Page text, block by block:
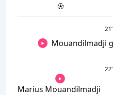
21’
Mouandilmadji
22’
Marius Mouandilmadji